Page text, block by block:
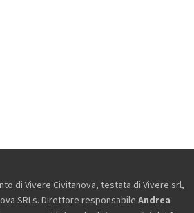
di Vivere Civitanova, testata di Vivere srl,
SRLs. Direttore responsabile Andrea